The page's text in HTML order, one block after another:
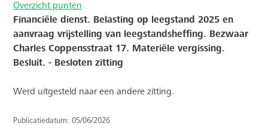
Overzicht punten
Financiële dienst. Belasting op leegstand 2025 en
aanvraag vrijstelling van leegstandsheffing. Bezwaar
Charles Coppensstraat 17. Materiële vergissing.
Besluit. - Besloten zitting
Werd uitgesteld naar een andere zitting.
Publicatiedatum: 05/06/2026